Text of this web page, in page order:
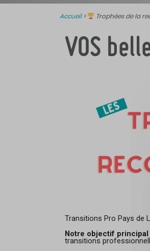
Accueil> Trophées de la
VOS
Transitions Pro Pays de
Notre objectif
transitions